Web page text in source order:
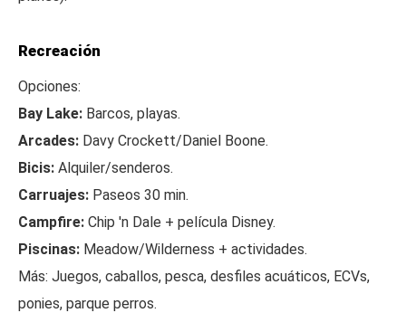
Recreación
Opciones:
Bay Lake: Barcos, playas.
Arcades: Davy Crockett/Daniel Boone.
Bicis: Alquiler/senderos.
Carruajes: Paseos 30 min.
Campfire: Chip 'n Dale + película Disney.
Piscinas: Meadow/Wilderness + actividades.
Más: Juegos, caballos, pesca, desfiles acuáticos, ECVs,
ponies, parque perros.